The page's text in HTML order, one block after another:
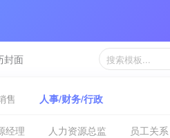
封面
售 人事/财务/行政
经理 人力资源总监 员工关系